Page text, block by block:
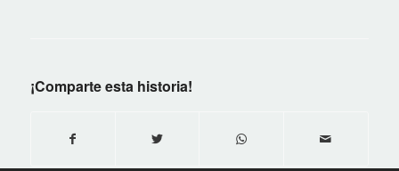
¡Comparte esta historia!